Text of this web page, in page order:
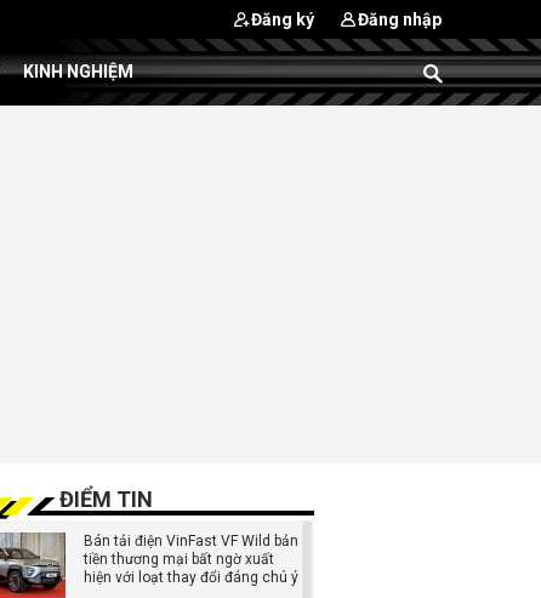
Đăng ký Đăng nhập
KINH NGHIỆM
ĐIỂM TIN
Bán tải điện VinFast VF Wild bản
tiền thương mại bất ngờ xuất
hiện với loạt thay đổi đáng chú ý